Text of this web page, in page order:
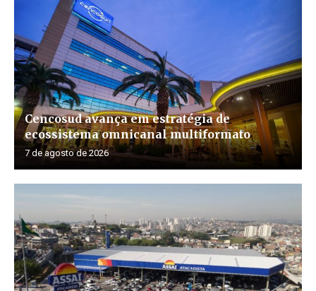
Cencosud avança em estratégia de
ecossistema omnicanal multiformato
7 de agosto de 2026